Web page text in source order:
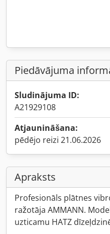
Piedāvājuma
Sludinājuma ID:
A21929108
Atjaunināšana:
pēdējo reizi 21.06.2026
Apraksts
Profesionāls plātnes
ražotāja AMMANN.
uzticamu HATZ